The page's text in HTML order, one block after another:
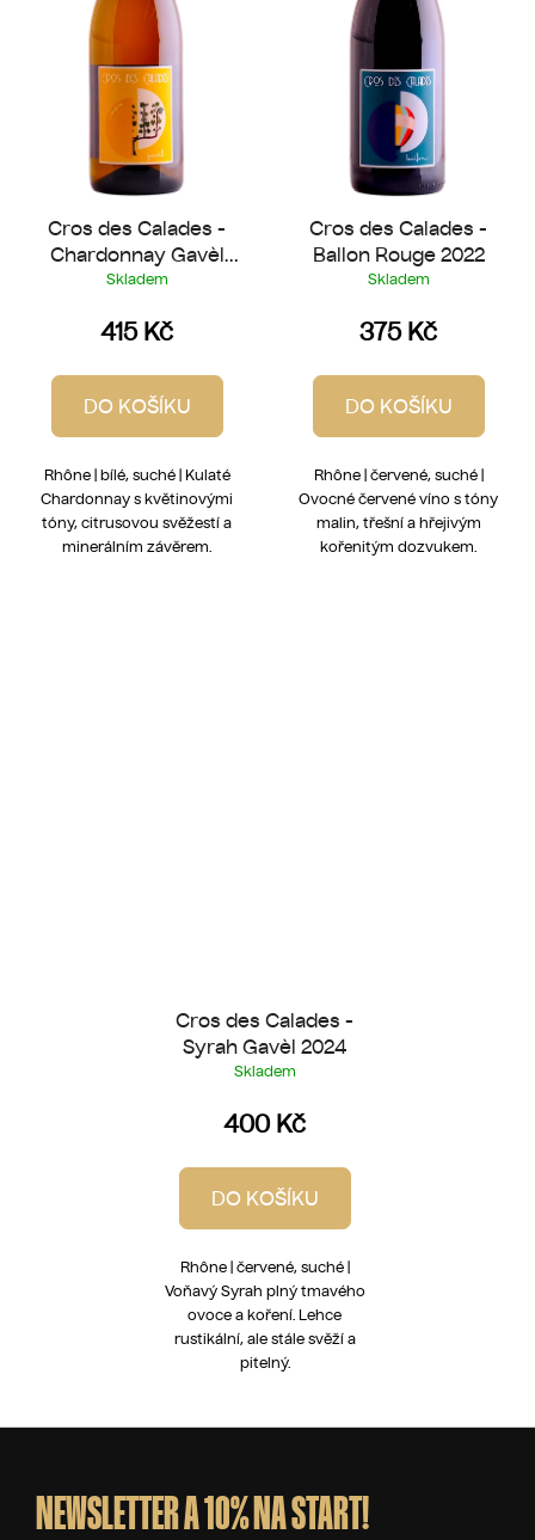
Cros des Calades -
Chardonnay Gavèl
2023
Skladem
415 Kč
DO KOŠÍKU
Rhône | bílé, suché | Kulaté
Chardonnay s květinovými
tóny, citrusovou svěžestí a
minerálním závěrem.
Cros des Calades -
Ballon Rouge 2022
Skladem
375 Kč
DO KOŠÍKU
Rhône | červené, suché |
Ovocné červené víno s tóny
malin, třešní a hřejivým
kořenitým dozvukem.
Cros des Calades -
Syrah Gavèl 2024
Skladem
400 Kč
DO KOŠÍKU
Rhône | červené, suché |
Voňavý Syrah plný tmavého
ovoce a koření. Lehce
rustikální, ale stále svěží a
pitelný.
NEWSLETTER A 10% NA START!